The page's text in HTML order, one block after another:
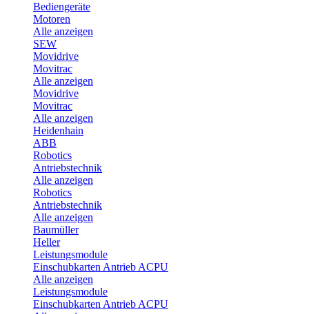
Bediengeräte
Motoren
Alle anzeigen
SEW
Movidrive
Movitrac
Alle anzeigen
Movidrive
Movitrac
Alle anzeigen
Heidenhain
ABB
Robotics
Antriebstechnik
Alle anzeigen
Robotics
Antriebstechnik
Alle anzeigen
Baumüller
Heller
Leistungsmodule
Einschubkarten Antrieb ACPU
Alle anzeigen
Leistungsmodule
Einschubkarten Antrieb ACPU